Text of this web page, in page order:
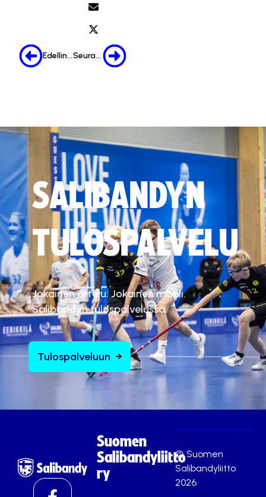
Edellinen Seuraava
SALIBANDYN
TULOSPALVELU
Jokainen ottelu. Jokainen maali.
Salibandyn tulospalvelussa.
Tulospalveluun
Suomen
Salibandyliitto
ry
© Suomen
Salibandyliitto
2026